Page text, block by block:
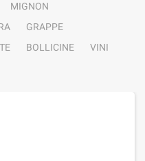
MIGNON
GRAPPE
BOLLICINE
VINI